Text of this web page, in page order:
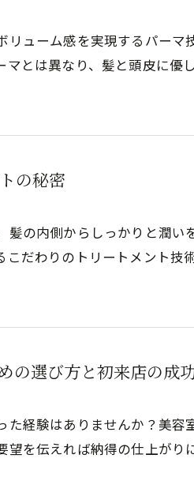
ューム感を実現するパーマ
とは異なり、髪と頭皮に優
の秘密
の内側からしっかりと潤い
だわりのトリートメント技
の選び方と初来店の成
経験はありませんか？美容
を伝えれば納得の仕上がり